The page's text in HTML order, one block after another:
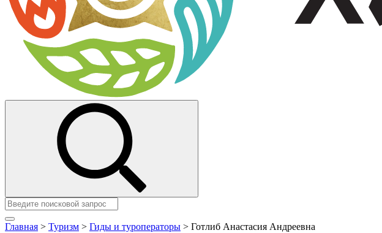
Главная > Туризм > Гиды и туроператоры > Готлиб Анастасия Андреевна